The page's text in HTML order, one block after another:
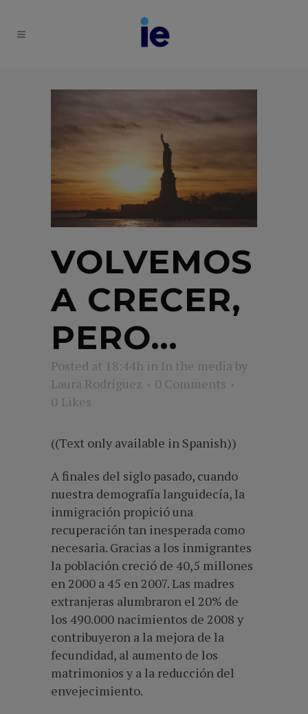
VOLVEMOS
A CRECER,
PERO…
Posted at 18:44h in In the media by
Laura Rodriguez
0 Comments
0 Likes
((Text only available in Spanish))
A finales del siglo pasado, cuando
nuestra demografía languidecía, la
inmigración propició una
recuperación tan inesperada como
necesaria. Gracias a los inmigrantes
la población creció de 40,5 millones
en 2000 a 45 en 2007. Las madres
extranjeras alumbraron el 20% de
los 490.000 nacimientos de 2008 y
contribuyeron a la mejora de la
fecundidad, al aumento de los
matrimonios y a la reducción del
envejecimiento.